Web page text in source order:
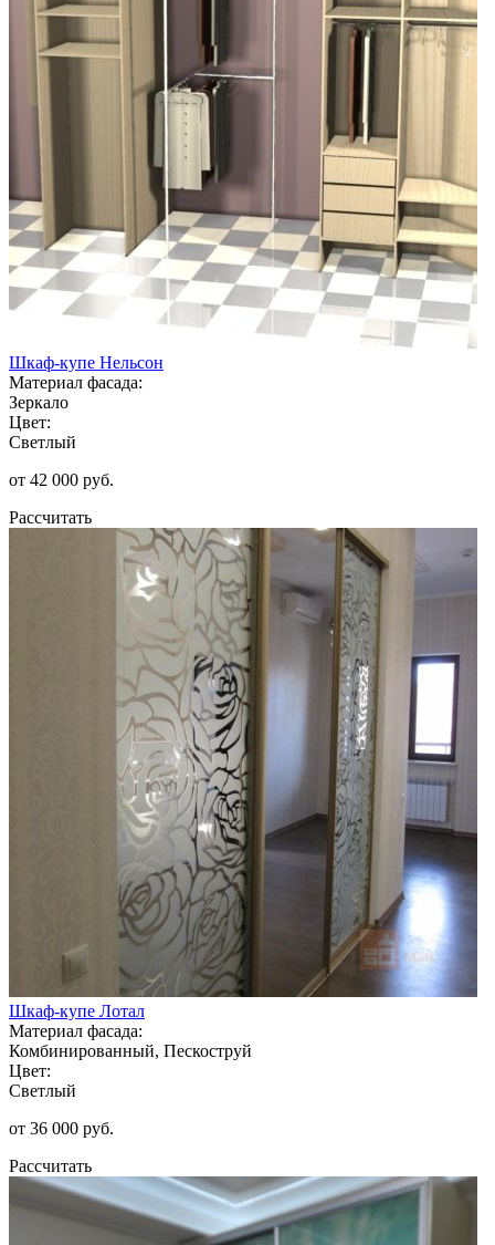
Шкаф-купе Нельсон
Материал фасада:
Зеркало
Цвет:
Светлый
от 42 000 руб.
Рассчитать
Шкаф-купе Лотал
Материал фасада:
Комбинированный, Пескоструй
Цвет:
Светлый
от 36 000 руб.
Рассчитать